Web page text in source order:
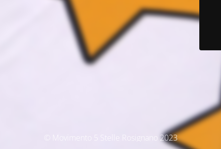
© Movimento 5 Stelle Rosignano 2023